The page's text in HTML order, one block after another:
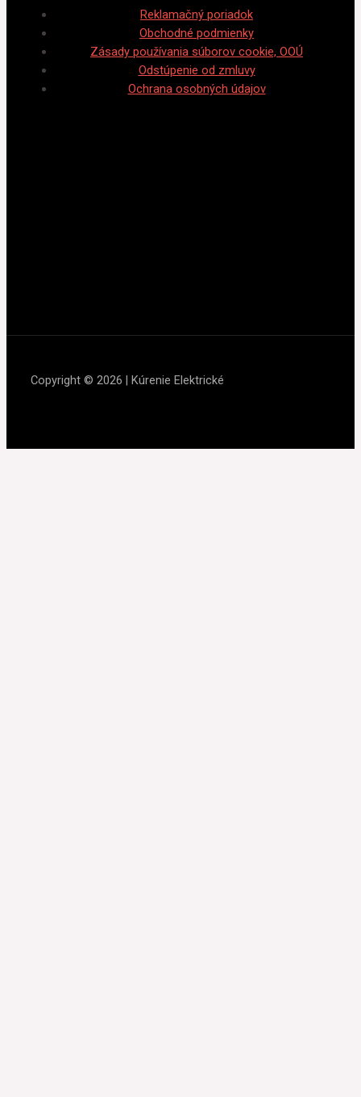
Reklamačný poriadok
Obchodné podmienky
Zásady používania súborov cookie, OOÚ
Odstúpenie od zmluvy
Ochrana osobných údajov
Copyright © 2026 | Kúrenie Elektrické